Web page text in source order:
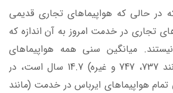
حالی که هواپیماهای تجاری قدیمی
تجاری در خدمت امروز به آن اندازه که
میانگین سنی همه هواپیماهای
بوئینگ در خدمت (مانند 737، 747 و غیره) 14.7 سال است، در
هواپیماهای ایرباس در خدمت (مانند